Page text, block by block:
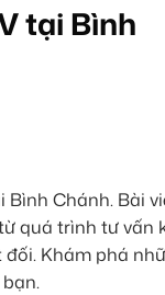
tại Bình
Bình Chánh. Bài
quá trình tư vấn
Khám phá